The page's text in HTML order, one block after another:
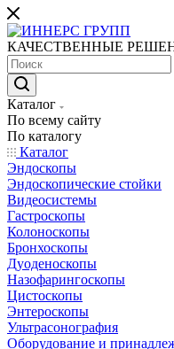
КАЧЕСТВЕННЫЕ
Каталог
По всему сайту
По каталогу
Каталог
Эндоскопы
Эндоскопические стойки
Видеосистемы
Гастроскопы
Колоноскопы
Бронхоскопы
Дуоденоскопы
Назофарингоскопы
Цистоскопы
Энтероскопы
Ультрасонография
Оборудование и